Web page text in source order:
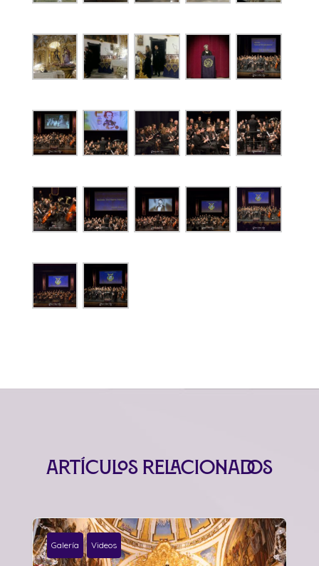
Artículos relacionados
Galería Videos